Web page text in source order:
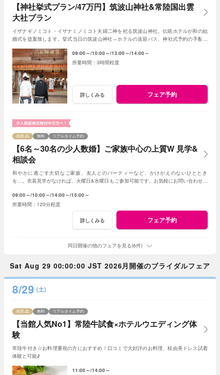
【神社挙式プラン/47万円】筑波山神社&常陸国出雲
大社プラン
イザナギノミコト・イザナミノミコト夫婦二神を祀る筑波山神社。伝統ホテルが和の結
婚式を提案致します。挙式当日の筑波山神社⇔ホテルの送迎バス、神社式予約の手配も
09:00～ 10:00～ 13:00～ 14:00～
3時間程度
詳しくみる フェア予約
【6名～30名の少人数婚】ご家族中心の上質W 見学&
相談会
残席 無料 リアルタイム予約
和やかに過ごす大切なご家族、友人とのパーティーなど、かけがえのないひととき
を…。衣装見学がなければ、火曜日&水曜日もご参加可能です。お気軽にお問い合わせく
09:00～ 10:00～ 14:00～ 15:00～
120分程度
詳しくみる フェア予約
同日開催の他のフェアを見る(6件)
Sat Aug 29 00:00:00 JST 2026月開催のブライダルフェア
8/29 (土)
【当館人気No1】常陸牛試食×ホテルウエディング体
験
残席 無料 リアルタイム予約
常陸牛付き☆お料理重視の方におすすめ！口コミで大好評のお料理、桂由美ドレス試着
体験と可能♪
11:00～ 14:00～